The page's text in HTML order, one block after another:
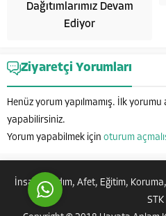
Dağıtımlarımız Devam
Ediyor
Ziyaretçi Yorumları
Henüz yorum yapılmamış. İlk yorumu
yapabilirsiniz.
Yorum yapabilmek için oturum
İnsanı Yardım, Afet, Eğitim,
STK
Hayata Anlam Katanlar